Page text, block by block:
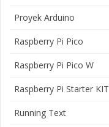
Proyek Arduino
Raspberry Pi Pico
Raspberry Pi Pico W
Raspberry Pi Starter KIT
Running Text